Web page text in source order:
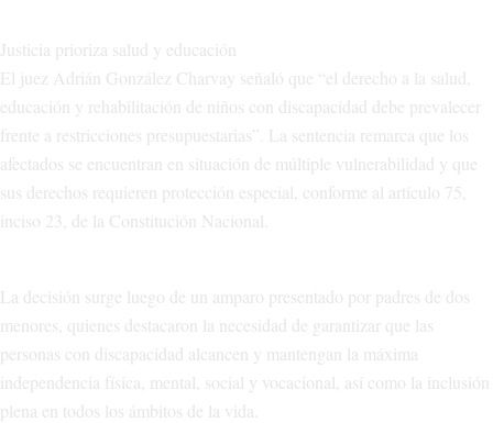
Justicia prioriza salud y educación
El juez Adrián González Charvay señaló que “el derecho a la salud,
educación y rehabilitación de niños con discapacidad debe prevalecer
frente a restricciones presupuestarias”. La sentencia remarca que los
afectados se encuentran en situación de múltiple vulnerabilidad y que
sus derechos requieren protección especial, conforme al artículo 75,
inciso 23, de la Constitución Nacional.
La decisión surge luego de un amparo presentado por padres de dos
menores, quienes destacaron la necesidad de garantizar que las
personas con discapacidad alcancen y mantengan la máxima
independencia física, mental, social y vocacional, así como la inclusión
plena en todos los ámbitos de la vida.